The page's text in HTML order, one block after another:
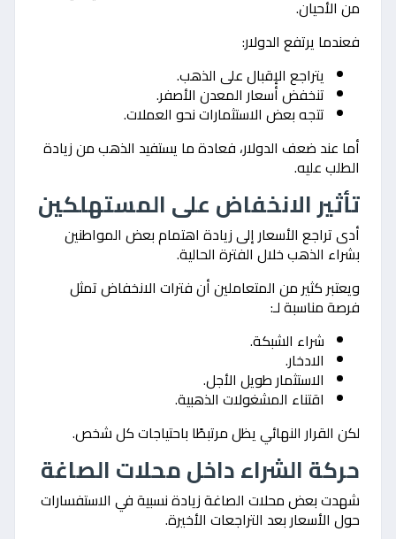
من الأحيان.
فعندما يرتفع الدولار:
يتراجع الإقبال على الذهب.
تنخفض أسعار المعدن الأصفر.
تتجه بعض الاستثمارات نحو العملات.
أما عند ضعف الدولار، فعادة ما يستفيد الذهب من زيادة
الطلب عليه.
تأثير الانخفاض على المستهلكين
أدى تراجع الأسعار إلى زيادة اهتمام بعض المواطنين
بشراء الذهب خلال الفترة الحالية.
ويعتبر كثير من المتعاملين أن فترات الانخفاض تمثل
فرصة مناسبة لـ:
شراء الشبكة.
الادخار.
الاستثمار طويل الأجل.
اقتناء المشغولات الذهبية.
لكن القرار النهائي يظل مرتبطًا باحتياجات كل شخص.
حركة الشراء داخل محلات الصاغة
شهدت بعض محلات الصاغة زيادة نسبية في الاستفسارات
حول الأسعار بعد التراجعات الأخيرة.